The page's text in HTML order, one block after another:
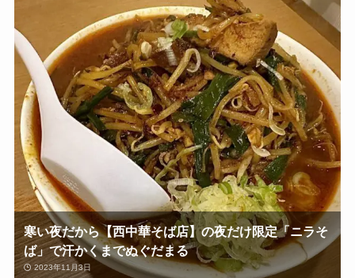
寒い夜だから【西中華そば店】の夜だけ限定「ニラそ
ば」で汗かくまでぬぐだまる
2023年11月3日